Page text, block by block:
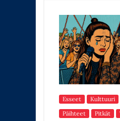
Esseet Kulttuuri
Päihteet
Pitkät